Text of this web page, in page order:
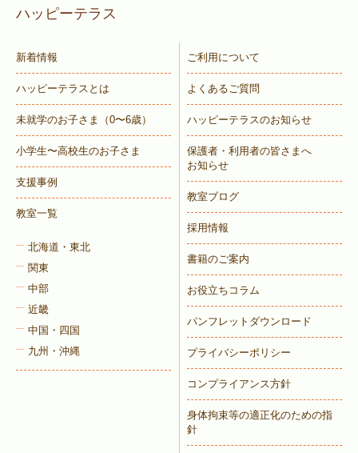
ハッピーテラス
新着情報
ハッピーテラスとは
未就学のお子さま （0〜6歳）
小学生〜高校生のお子さま
支援事例
教室一覧
北海道・東北
関東
中部
近畿
中国・四国
九州・沖縄
ご利用について
よくあるご質問
ハッピーテラスのお知らせ
保護者・利用者の皆さまへ
お知らせ
教室ブログ
採用情報
書籍のご案内
お役立ちコラム
パンフレットダウンロード
プライバシーポリシー
コンプライアンス方針
身体拘束等の適正化のための指
針